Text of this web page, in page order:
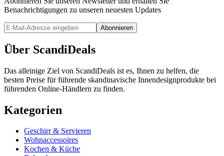
Benachrichtigungen zu unseren neuesten Updates
Abonnieren
Über ScandiDeals
Das alleinige Ziel von ScandiDeals ist es, Ihnen zu helfen, die
besten Preise für führende skandinavische Innendesignprodukte bei
führenden Online-Händlern zu finden.
Kategorien
Geschirr & Servieren
Wohnaccessoires
Kochen & Küche